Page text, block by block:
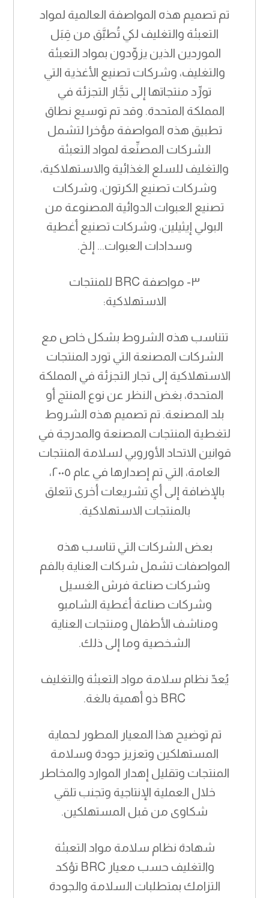
تم تصميم هذه المواصفة العالمية لمواد
التعبئة والتغليف لكي تُطبَّق من قِبَل
الموردين الذين يزوِّدون بمواد التعبئة
والتغليف، وشركات تصنيع الأغذية التي
تورِّد منتجاتها إلى تجَّار التجزئة في
المملكة المتحدة. وقد تم توسيع نطاق
تطبيق هذه المواصفة مؤخرا لتشمل
الشركات المصنِّعة لمواد التعبئة
والتغليف للسلع الغذائية والاستهلاكية،
وشركات تصنيع الكرتون، وشركات
تصنيع العبوات الدوائية المصنوعة من
البولي إيثيلين، وشركات تصنيع أغطية
وسدادات العبوات... إلخ.
٣- مواصفة BRC للمنتجات
الاستهلاكية:
تتناسب هذه الشروط بشكل خاص مع
الشركات المصنعة التي تورد المنتجات
الاستهلاكية إلى تجار التجزئة في المملكة
المتحدة، بغض النظر عن نوع المنتج أو
بلد المصنعة. تم تصميم هذه الشروط
لتغطية المنتجات المصنعة والمدرجة في
قوانين الاتحاد الأوروبي لسلامة المنتجات
العامة، التي تم إصدارها في عام ٢٠٠٥،
بالإضافة إلى أي تشريعات أخرى تتعلق
بالمنتجات الاستهلاكية.
بعض الشركات التي تناسب هذه
المواصفات تشمل شركات العناية بالفم
وشركات صناعة فرش الغسيل
وشركات صناعة أغطية الشامبو
ومناشف الأطفال ومنتجات العناية
الشخصية وما إلى ذلك.
يُعدّ نظام سلامة مواد التعبئة والتغليف
BRC ذو أهمية بالغة.
تم توضيح هذا المعيار المطور لحماية
المستهلكين وتعزيز جودة وسلامة
المنتجات وتقليل إهدار الموارد والمخاطر
خلال العملية الإنتاجية وتجنب تلقي
شكاوى من قبل المستهلكين.
شهادة نظام سلامة مواد التعبئة
والتغليف حسب معيار BRC تؤكد
التزامك بمتطلبات السلامة والجودة